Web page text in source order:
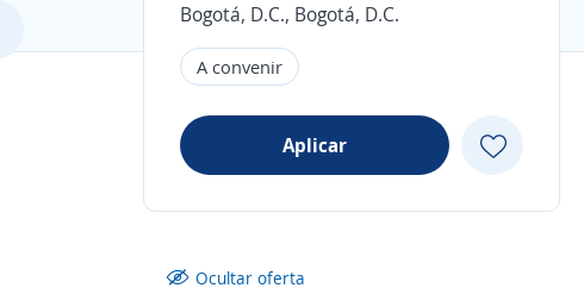
Bogotá, D.C., Bogotá, D.C.
A convenir
Aplicar
Ocultar oferta